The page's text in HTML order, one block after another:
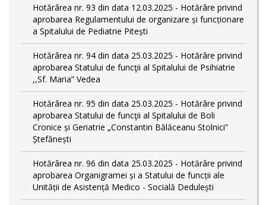
Hotărârea nr. 93 din data 12.03.2025 - Hotărâre privind
aprobarea Regulamentului de organizare și funcționare
a Spitalului de Pediatrie Pitești
Hotărârea nr. 94 din data 25.03.2025 - Hotărâre privind
aprobarea Statului de funcţii al Spitalului de Psihiatrie
,,Sf. Maria” Vedea
Hotărârea nr. 95 din data 25.03.2025 - Hotărâre privind
aprobarea Statului de funcţii al Spitalului de Boli
Cronice și Geriatrie „Constantin Bălăceanu Stolnici”
Ștefănești
Hotărârea nr. 96 din data 25.03.2025 - Hotărâre privind
aprobarea Organigramei și a Statului de funcții ale
Unității de Asistență Medico - Socială Dedulești